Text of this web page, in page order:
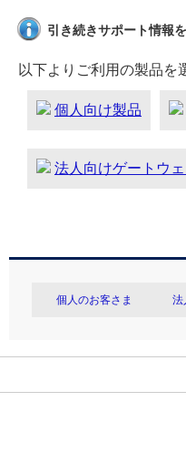
引き続きサポート情報
以下よりご利用の製品を
個人向け製品
法人向けゲートウ
個人のお客さま 法